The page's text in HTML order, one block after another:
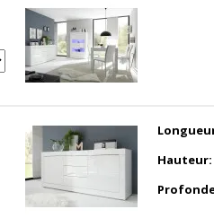
Hauteur: